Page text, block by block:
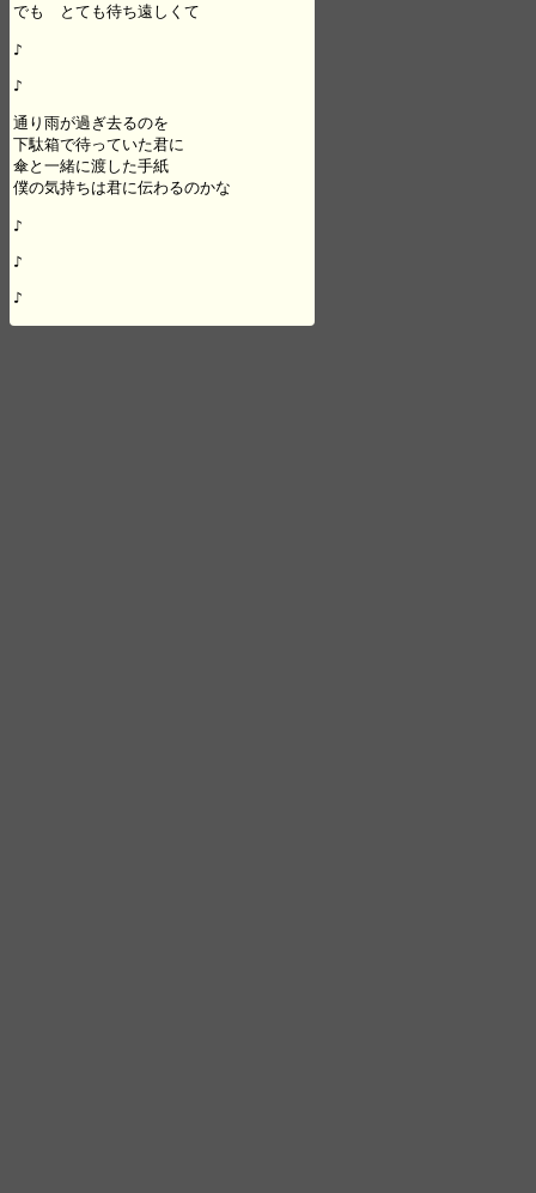
でも　とても待ち遠しくて
♪
♪
通り雨が過ぎ去るのを
下駄箱で待っていた君に
傘と一緒に渡した手紙
僕の気持ちは君に伝わるのかな
♪
♪
♪